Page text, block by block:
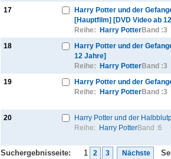
17
Harry Potter und der
[Hauptfilm] [DVD Video ab
Reihe:
Harry PotterBand :3
18
Harry Potter und der
12 Jahre]
Reihe:
Harry PotterBand :3
19
Harry Potter und der
Reihe:
Harry PotterBand :3
20
Harry Potter und der
Reihe:
Harry PotterBand :6
Suchergebnisseite: 1 2 3 Nächste